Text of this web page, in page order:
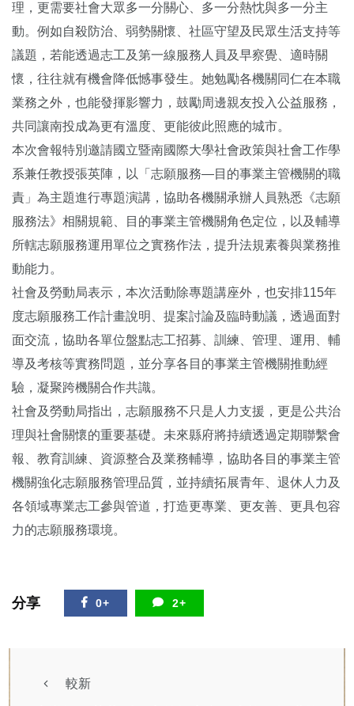
理，更需要社會大眾多一分關心、多一分熱忱與多一分主
動。例如自殺防治、弱勢關懷、社區守望及民眾生活支持等
議題，若能透過志工及第一線服務人員及早察覺、適時關
懷，往往就有機會降低憾事發生。她勉勵各機關同仁在本職
業務之外，也能發揮影響力，鼓勵周邊親友投入公益服務，
共同讓南投成為更有溫度、更能彼此照應的城市。
本次會報特別邀請國立暨南國際大學社會政策與社會工作學
系兼任教授張英陣，以「志願服務—目的事業主管機關的職
責」為主題進行專題演講，協助各機關承辦人員熟悉《志願
服務法》相關規範、目的事業主管機關角色定位，以及輔導
所轄志願服務運用單位之實務作法，提升法規素養與業務推
動能力。
社會及勞動局表示，本次活動除專題講座外，也安排115年
度志願服務工作計畫說明、提案討論及臨時動議，透過面對
面交流，協助各單位盤點志工招募、訓練、管理、運用、輔
導及考核等實務問題，並分享各目的事業主管機關推動經
驗，凝聚跨機關合作共識。
社會及勞動局指出，志願服務不只是人力支援，更是公共治
理與社會關懷的重要基礎。未來縣府將持續透過定期聯繫會
報、教育訓練、資源整合及業務輔導，協助各目的事業主管
機關強化志願服務管理品質，並持續拓展青年、退休人力及
各領域專業志工參與管道，打造更專業、更友善、更具包容
力的志願服務環境。
分享 0+ 2+
較新